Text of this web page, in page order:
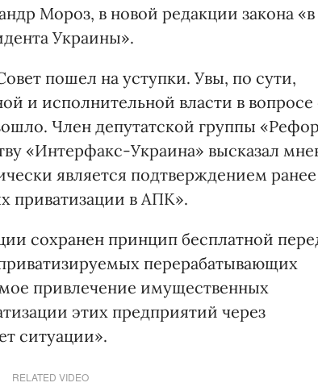
Мороз, в новой редакции закона «в
Украины».
пошел на уступки. Увы, по сути,
и исполнительной власти в вопросе
Член депутатской группы
«Интерфакс-Украина» высказал
является подтверждением ранее
приватизации в АПК».
сохранен принцип бесплатной
перерабатывающих
привлечение имущественных
этих предприятий через
ситуации».
RELATED VIDEO